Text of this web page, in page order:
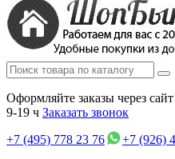
Оформляйте заказы через
9-19 ч Заказать звонок
+7 (495) 778 23 76
+7 (926)